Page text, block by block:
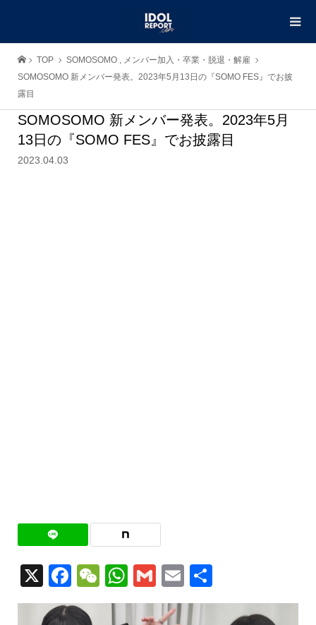
TOP SOMOSOMO , メンバー加入・卒業・脱退・解雇
SOMOSOMO 新メンバー発表。2023年5月13日の『SOMO FES』でお披
露目
SOMOSOMO 新メンバー発表。2023年5月
13日の『SOMO FES』でお披露目
2023.04.03
X Facebook
WeChat
WhatsApp
GmailEmail
有